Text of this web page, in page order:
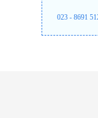
023 - 8691